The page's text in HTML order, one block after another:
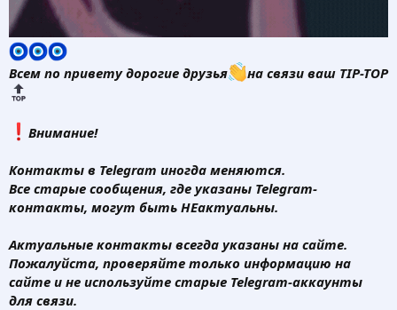
Всем по привету дорогие друзья на связи ваш TIP-TOP
️Внимание!
Контакты в Telegram иногда меняются.
Все старые сообщения, где указаны Telegram-
контакты, могут быть НЕактуальны.
Актуальные контакты всегда указаны на сайте.
Пожалуйста, проверяйте только информацию на
сайте и не используйте старые Telegram-аккаунты
для связи.